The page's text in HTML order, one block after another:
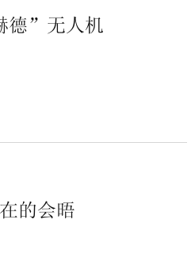
德”无人机
的会晤